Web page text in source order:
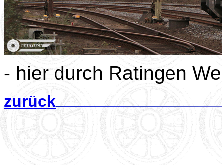
- hier durch Ratingen
zurück